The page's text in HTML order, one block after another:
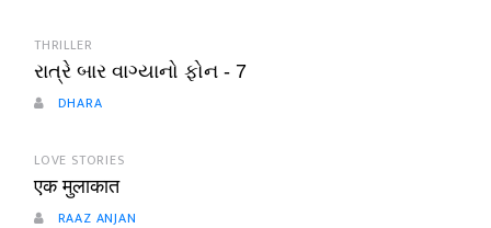
THRILLER
રાત્રે બાર વાગ્યાનો ફોન - 7
DHARA
LOVE STORIES
एक मुलाकात
RAAZ ANJAN